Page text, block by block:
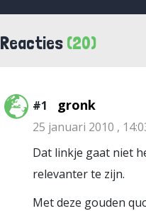
Reacties (20)
#1 gronk
25 januari 2010 ,
Dat linkje gaat niet
relevanter te zijn.
Met deze gouden